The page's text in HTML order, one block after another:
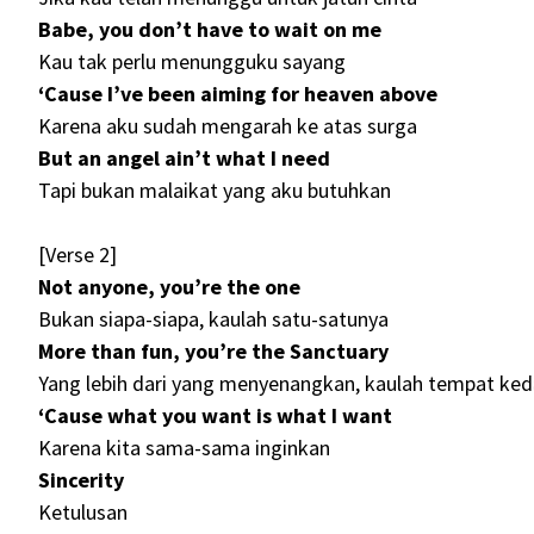
Babe, you don’t have to wait on me
Kau tak perlu menungguku sayang
‘Cause I’ve been aiming for heaven above
Karena aku sudah mengarah ke atas surga
But an angel ain’t what I need
Tapi bukan malaikat yang aku butuhkan
[Verse 2]
Not anyone, you’re the one
Bukan siapa-siapa, kaulah satu-satunya
More than fun, you’re the Sanctuary
Yang lebih dari yang menyenangkan, kaulah tempat
‘Cause what you want is what I want
Karena kita sama-sama inginkan
Sincerity
Ketulusan